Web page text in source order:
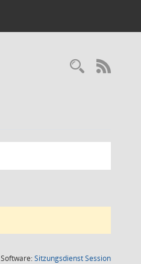
Software:SitzungsdienstSession(Wird in